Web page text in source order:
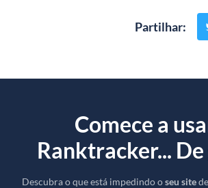
Partilhar:
Comece a
Ranktracker...
Descubra o que está impedindo oseu site